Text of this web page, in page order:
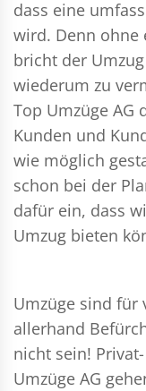
dass eine
wird. Denn ohne
bricht der
wiederum zu
Top Umzüge AG
Kunden und
wie möglich
schon bei der
dafür ein, dass
Umzug bieten
Umzüge sind für
allerhand
nicht sein!
Umzüge AG